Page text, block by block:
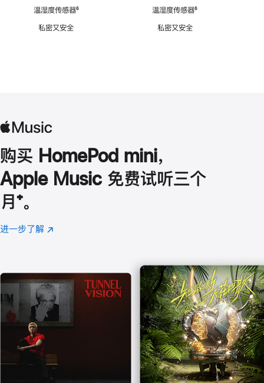
温湿度传感器脚
⁶
私密又安全
温湿度传感器脚
⁶
私密又安全
购买 HomePod mini，
Apple Music 免费试听三个
月 脚
注
⁺。
进一步了解 Apple
(在
口
中
打
开)